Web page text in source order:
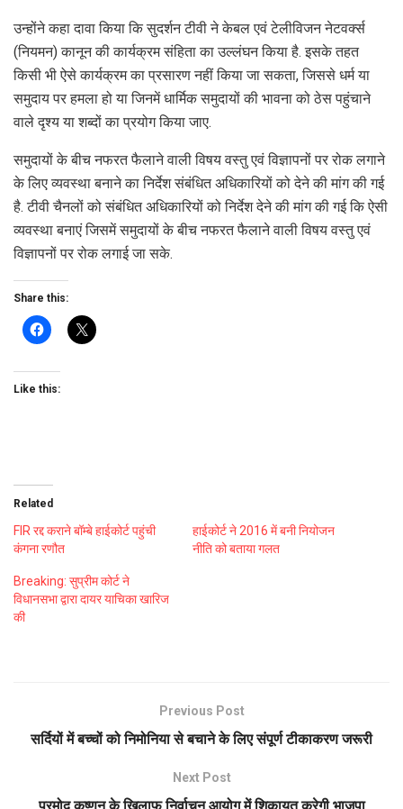
उन्होंने कहा दावा किया कि सुदर्शन टीवी ने केबल एवं टेलीविजन नेटवर्क्स
(नियमन) कानून की कार्यक्रम संहिता का उल्लंघन किया है. इसके तहत
किसी भी ऐसे कार्यक्रम का प्रसारण नहीं किया जा सकता, जिससे धर्म या
समुदाय पर हमला हो या जिनमें धार्मिक समुदायों की भावना को ठेस पहुंचाने
वाले दृश्य या शब्दों का प्रयोग किया जाए.
समुदायों के बीच नफरत फैलाने वाली विषय वस्तु एवं विज्ञापनों पर रोक लगाने
के लिए व्यवस्था बनाने का निर्देश संबंधित अधिकारियों को देने की मांग की गई
है. टीवी चैनलों को संबंधित अधिकारियों को निर्देश देने की मांग की गई कि ऐसी
व्यवस्था बनाएं जिसमें समुदायों के बीच नफरत फैलाने वाली विषय वस्तु एवं
विज्ञापनों पर रोक लगाई जा सके.
Share this:
Like this:
Related
FIR रद्द कराने बॉम्बे हाईकोर्ट पहुंची
कंगना रणौत
हाईकोर्ट ने 2016 में बनी नियोजन
नीति को बताया गलत
Breaking: सुप्रीम कोर्ट ने
विधानसभा द्वारा दायर याचिका खारिज
की
Previous Post
सर्दियों में बच्चों को निमोनिया से बचाने के लिए संपूर्ण टीकाकरण जरूरी
Next Post
प्रमोद कृष्णन के खिलाफ निर्वाचन आयोग में शिकायत करेगी भाजपा